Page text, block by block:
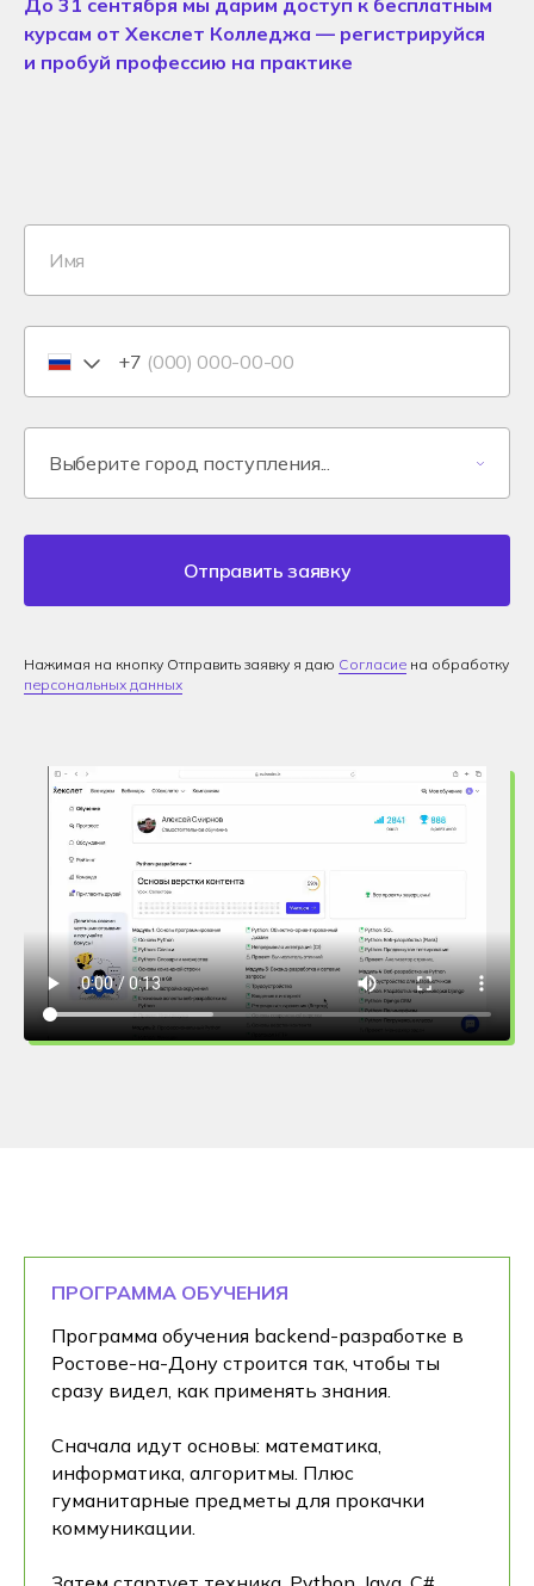
До 31 сентября мы дарим доступ к бесплатным
курсам от Хекслет Колледжа — регистрируйся
и пробуй профессию на практике
+7
Отправить заявку
Нажимая на кнопку Отправить заявку я даю Согласие на обработку
персональных данных
ПРОГРАММА ОБУЧЕНИЯ
Программа обучения backend-разработке в
Ростове-на-Дону строится так, чтобы ты
сразу видел, как применять знания.
Сначала идут основы: математика,
информатика, алгоритмы. Плюс
гуманитарные предметы для прокачки
коммуникации.